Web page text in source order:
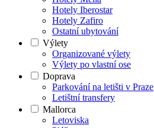
Hotely Iberostar
Hotely Zafiro
Ostatní ubytování
Výlety
Organizované výlety
Výlety po vlastní ose
Doprava
Parkování na letišti v Praze
Letištní transfery
Mallorca
Letoviska